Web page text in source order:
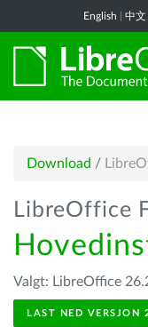
English 中文
Download /
LibreOffice
Valgt: LibreOffice
LAST NED VERSJON